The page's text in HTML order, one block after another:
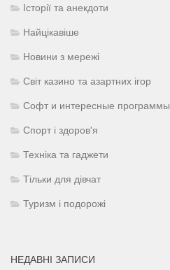
Історії та анекдоти
Найцікавіше
Новини з мережі
Світ казино та азартних ігор
Софт и интересные программы
Спорт і здоров'я
Техніка та гаджети
Тільки для дівчат
Туризм і подорожі
НЕДАВНІ ЗАПИСИ